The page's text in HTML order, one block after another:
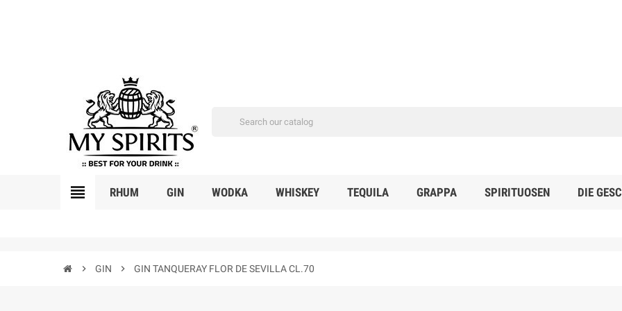
view_headline RHUM GIN WODKA WHISKEY TEQUILA GRAPPA SPIRITUOSEN DIE
chevron_right GIN chevron_right GIN TANQUERAY FLOR DE SEVILLA CL.70